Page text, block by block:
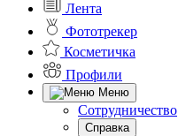
Лента
Фототрекер
Косметичка
Профили
Меню
Сотрудничество
Справка